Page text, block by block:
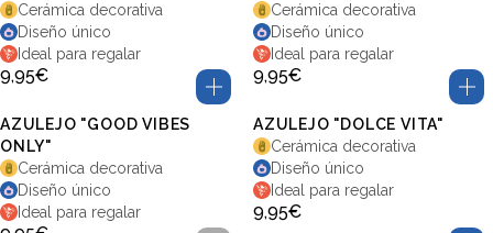
Cerámica decorativa
Diseño único
Ideal para regalar
9,95€
Cerámica decorativa
Diseño único
Ideal para regalar
9,95€
AZULEJO "GOOD VIBES
ONLY"
Cerámica decorativa
Diseño único
Ideal para regalar
AZULEJO "DOLCE VITA"
Cerámica decorativa
Diseño único
Ideal para regalar
9,95€